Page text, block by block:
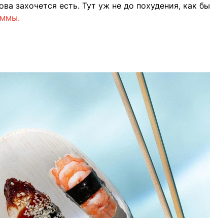
захочется есть. Тут уж не до похудения, как бы